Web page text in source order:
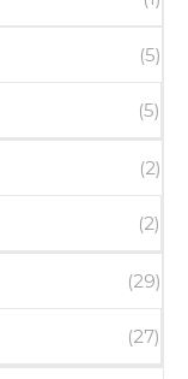
(5)
(5)
(2)
(2)
(29)
(27)